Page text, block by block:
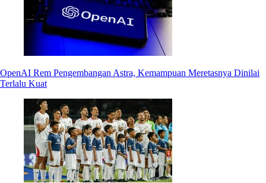
OpenAI Rem Pengembangan Astra, Kemampuan Meretasnya Dinilai
Terlalu Kuat